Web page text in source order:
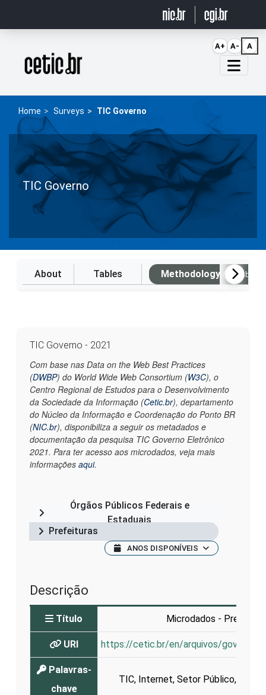
Página inicial
Home Surveys TIC Governo
TIC Governo
About Tables Methodology (Available
TIC Governo - 2021
Com base nas Data on the Web Best Practices
(DWBP) do World Wide Web Consortium (W3C), o
Centro Regional de Estudos para o Desenvolvimento
da Sociedade da Informação (Cetic.br), departamento
do Núcleo da Informação e Coordenação do Ponto BR
(NIC.br), disponibiliza a seguir os metadados e
documentação da pesquisa TIC Governo Eletrônico
2021. Para ter acesso aos microdados, veja mais
informações aqui.
Órgãos Públicos Federais e
Estaduais
Prefeituras
ANOS DISPONÍVEIS
Descrição
Título Microdados -
URI https://cetic.br/en/arquivos/governo/
Palavras-
chave
TIC, Internet, Setor Público,
A+ A- A